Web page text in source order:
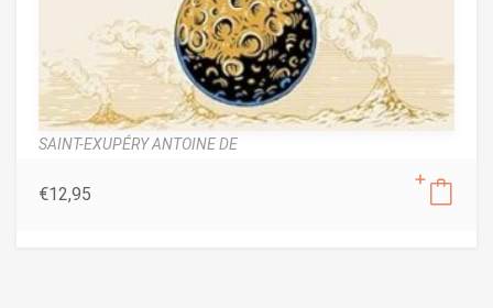
SAINT-EXUPÉRY ANTOINE DE
€12,95